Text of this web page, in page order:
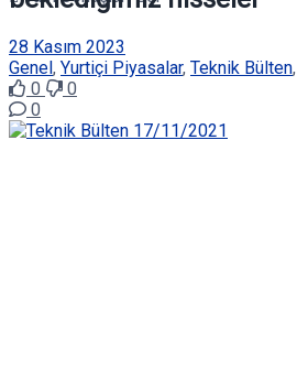
28 Kasım 2023
Genel, Yurtiçi Piyasalar, Teknik Bülten,
0
0
0